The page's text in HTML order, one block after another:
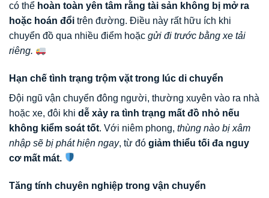
có thể hoàn toàn yên tâm rằng tài sản không bị mở ra
hoặc hoán đổi trên đường. Điều này rất hữu ích khi
chuyển đồ qua nhiều điểm hoặc gửi đi trước bằng xe tải
riêng.
Hạn chế tình trạng trộm vặt trong lúc di chuyển
Đội ngũ vận chuyển đông người, thường xuyên vào ra nhà
hoặc xe, đôi khi dễ xảy ra tình trạng mất đồ nhỏ nếu
không kiểm soát tốt. Với niêm phong, thùng nào bị xâm
nhập sẽ bị phát hiện ngay, từ đó giảm thiểu tối đa nguy
cơ mất mát.
Tăng tính chuyên nghiệp trong vận chuyển